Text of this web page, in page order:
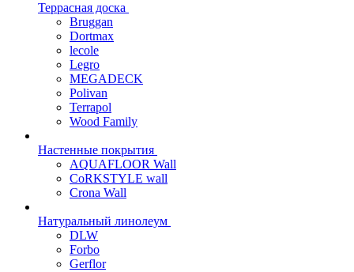
Террасная доска
Bruggan
Dortmax
lecole
Legro
MEGADECK
Polivan
Terrapol
Wood Family
Настенные покрытия
AQUAFLOOR Wall
CoRKSTYLE wall
Crona Wall
Натуральный линолеум
DLW
Forbo
Gerflor